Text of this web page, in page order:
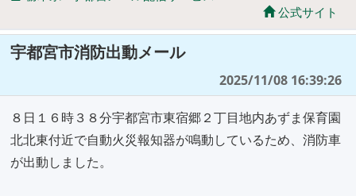
公式サイト
宇都宮市消防出動メール
2025/11/08 16:39:26
８日１６時３８分宇都宮市東宿郷２丁目地内あずま保育園
北北東付近で自動火災報知器が鳴動しているため、消防車
が出動しました。